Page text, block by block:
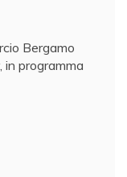
Bergamo
in programma